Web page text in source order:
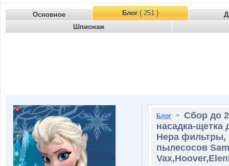
Основное Блог( 251 )
Шпионаж
Блог > Сбор до
насадка-
Hepa фильтры,
пылесосов